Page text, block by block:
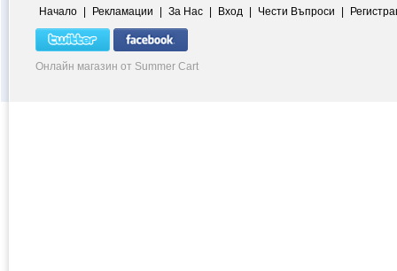
Начало | Рекламации | За Нас | Вход | Чести Въпроси |
Онлайн магазин от Summer Cart